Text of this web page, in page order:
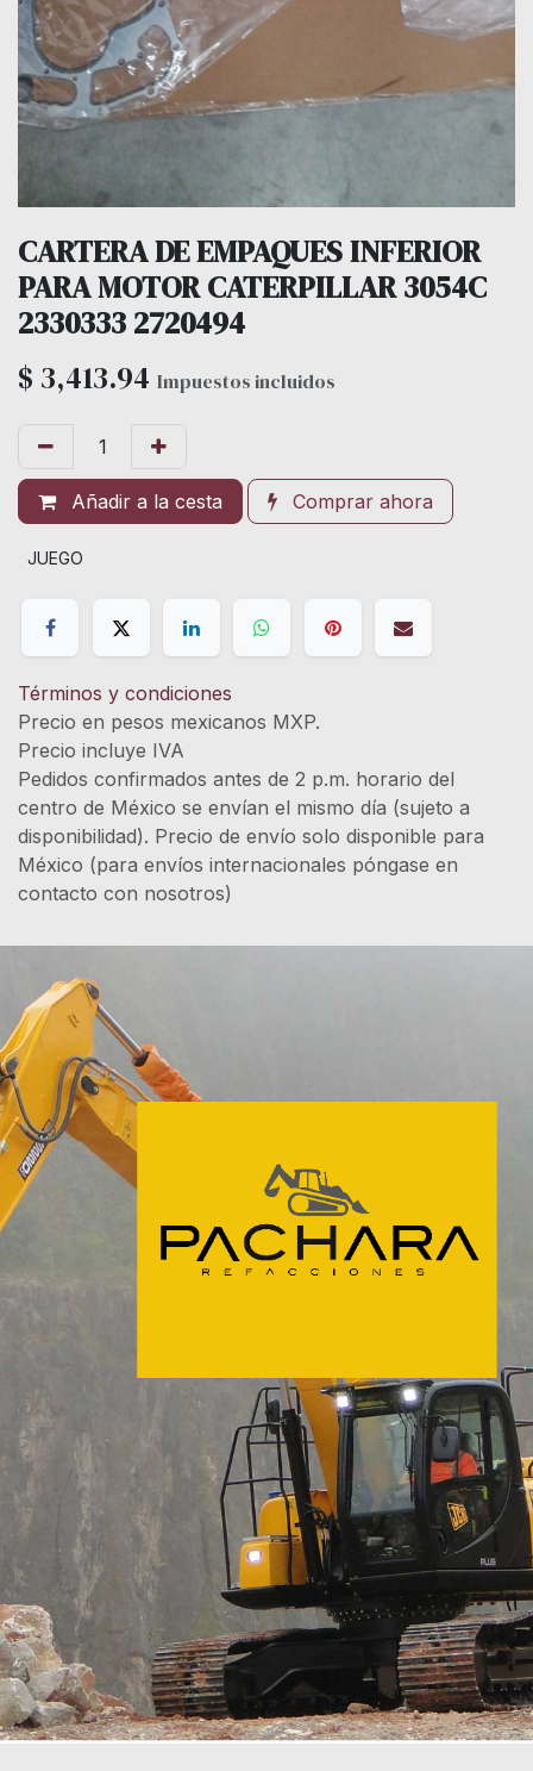
CARTERA DE EMPAQUES INFERIOR
PARA MOTOR CATERPILLAR 3054C
2330333 2720494
$ 3,413.94 Impuestos incluidos
Añadir a la cesta Comprar ahora
JUEGO
Términos y condiciones
Precio en pesos mexicanos MXP.
Precio incluye IVA
Pedidos confirmados antes de 2 p.m. horario del
centro de México se envían el mismo día (sujeto a
disponibilidad). Precio de envío solo disponible para
México (para envíos internacionales póngase en
contacto con nosotros)